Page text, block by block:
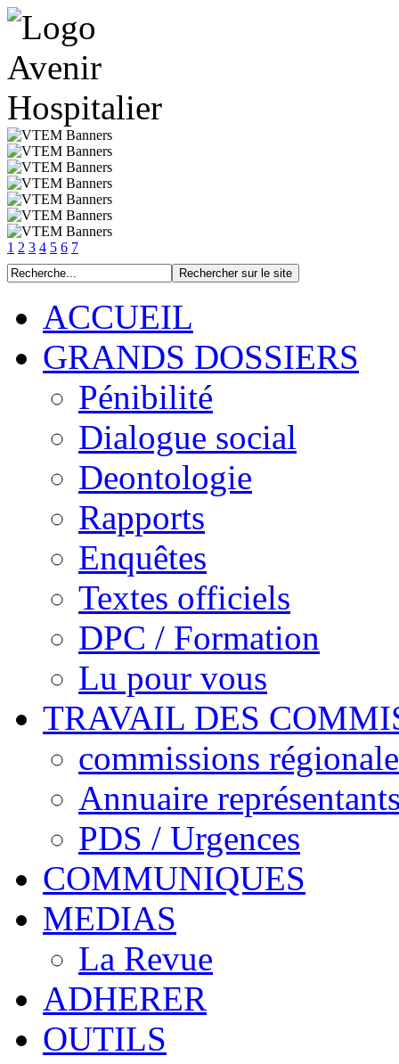
1 2 3 4 5 6 7
ACCUEIL
GRANDS DOSSIERS
Pénibilité
Dialogue social
Deontologie
Rapports
Enquêtes
Textes officiels
DPC / Formation
Lu pour vous
TRAVAIL DES
commissions
Annuaire
PDS / Urgences
COMMUNIQUES
MEDIAS
La Revue
ADHERER
OUTILS